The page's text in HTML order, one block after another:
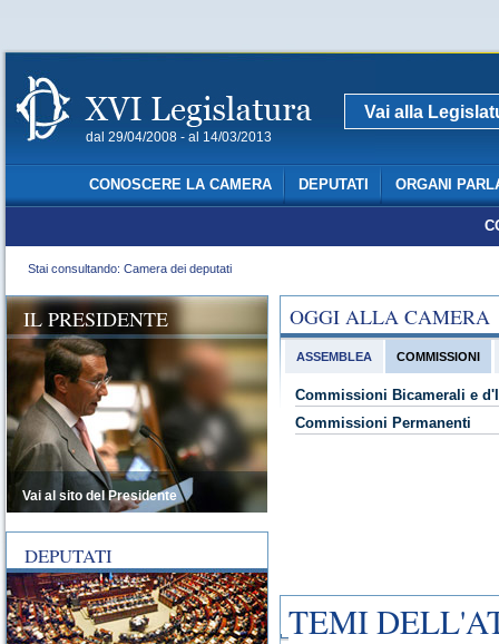
dal 29/04/2008 - al 14/03/2013
Vai alla
CONOSCERE LA CAMERA DEPUTATI ORGANI
Stai consultando: Camera dei deputati
OGGI ALLA CAMERA
ASSEMBLEA COMMISSIONI
Commissioni Bicamerali e
Commissioni Permanenti
TEMI
IL PRESIDENTE
Vai al sito del Presidente
DEPUTATI